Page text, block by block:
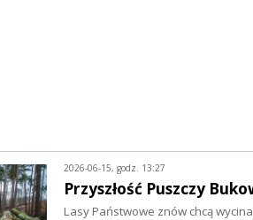
2026-06-15, godz. 13:27
Przyszłość Puszczy
Lasy Państwowe znów chcą